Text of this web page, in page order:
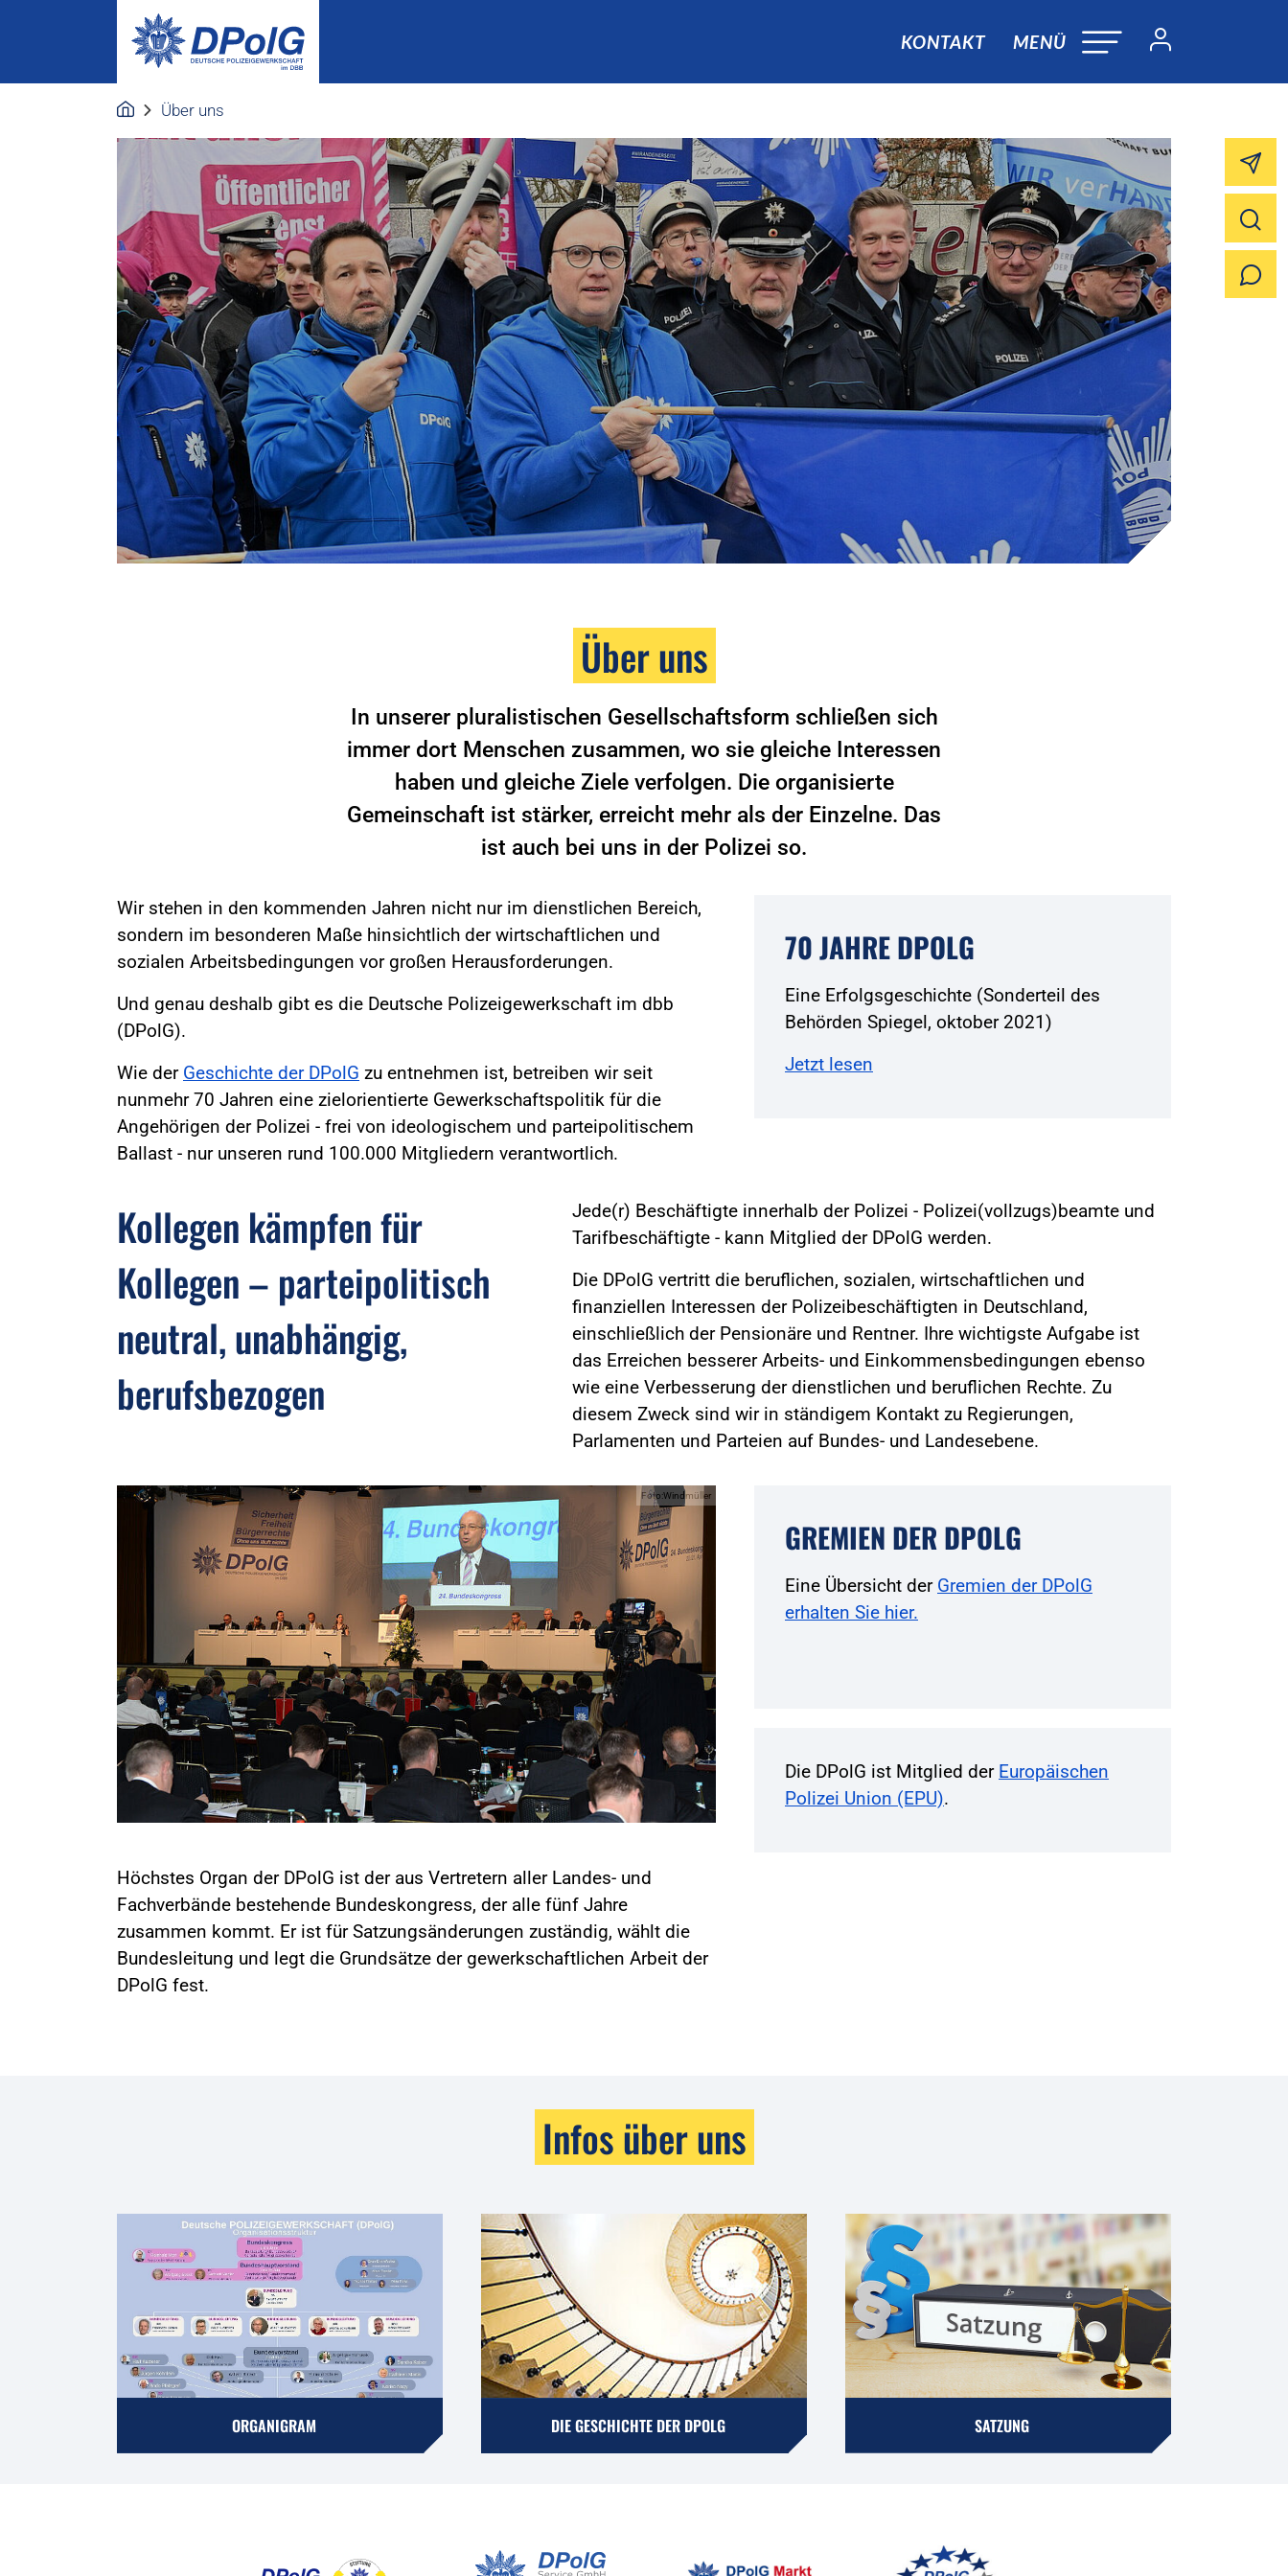
KONTAKT MENÜ
Über uns
Über uns
In unserer pluralistischen Gesellschaftsform schließen sich
immer dort Menschen zusammen, wo sie gleiche Interessen
haben und gleiche Ziele verfolgen. Die organisierte
Gemeinschaft ist stärker, erreicht mehr als der Einzelne. Das
ist auch bei uns in der Polizei so.
Wir stehen in den kommenden Jahren nicht nur im dienstlichen Bereich,
sondern im besonderen Maße hinsichtlich der wirtschaftlichen und
sozialen Arbeitsbedingungen vor großen Herausforderungen.
Und genau deshalb gibt es die Deutsche Polizeigewerkschaft im dbb
(DPolG).
Wie der Geschichte der DPolG zu entnehmen ist, betreiben wir seit
nunmehr 70 Jahren eine zielorientierte Gewerkschaftspolitik für die
Angehörigen der Polizei - frei von ideologischem und parteipolitischem
Ballast - nur unseren rund 100.000 Mitgliedern verantwortlich.
70 JAHRE DPOLG
Eine Erfolgsgeschichte (Sonderteil des
Behörden Spiegel, oktober 2021)
Jetzt lesen
Kollegen kämpfen für
Kollegen – parteipolitisch
neutral, unabhängig,
berufsbezogen
Jede(r) Beschäftigte innerhalb der Polizei - Polizei(vollzugs)beamte und
Tarifbeschäftigte - kann Mitglied der DPolG werden.
Die DPolG vertritt die beruflichen, sozialen, wirtschaftlichen und
finanziellen Interessen der Polizeibeschäftigten in Deutschland,
einschließlich der Pensionäre und Rentner. Ihre wichtigste Aufgabe ist
das Erreichen besserer Arbeits- und Einkommensbedingungen ebenso
wie eine Verbesserung der dienstlichen und beruflichen Rechte. Zu
diesem Zweck sind wir in ständigem Kontakt zu Regierungen,
Parlamenten und Parteien auf Bundes- und Landesebene.
Foto:Windmüller
Höchstes Organ der DPolG ist der aus Vertretern aller Landes- und
Fachverbände bestehende Bundeskongress, der alle fünf Jahre
zusammen kommt. Er ist für Satzungsänderungen zuständig, wählt die
Bundesleitung und legt die Grundsätze der gewerkschaftlichen Arbeit der
DPolG fest.
GREMIEN DER DPOLG
Eine Übersicht der Gremien der DPolG
erhalten Sie hier.
Die DPolG ist Mitglied der Europäischen
Polizei Union (EPU).
Infos über uns
ORGANIGRAM DIE GESCHICHTE DER DPOLG SATZUNG